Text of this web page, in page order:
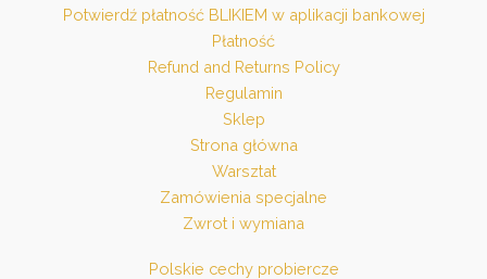
Potwierdź płatność BLIKIEM w aplikacji bankowej
Płatność
Refund and Returns Policy
Regulamin
Sklep
Strona główna
Warsztat
Zamówienia specjalne
Zwrot i wymiana
Polskie cechy probiercze